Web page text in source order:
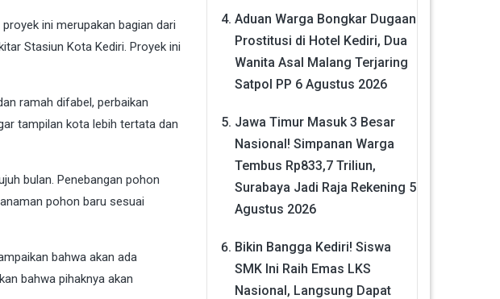
ini merupakan bagian dari
Stasiun Kota Kediri. Proyek ini
ramah difabel, perbaikan
tampilan kota lebih tertata dan
bulan. Penebangan pohon
pohon baru sesuai
bahwa akan ada
bahwa pihaknya akan
Aduan Warga Bongkar Dugaan
Prostitusi di Hotel Kediri, Dua
Wanita Asal Malang Terjaring
Satpol PP 6 Agustus 2026
Jawa Timur Masuk 3 Besar
Nasional! Simpanan Warga
Tembus Rp833,7 Triliun,
Surabaya Jadi Raja Rekening 5
Agustus 2026
Bikin Bangga Kediri! Siswa
SMK Ini Raih Emas LKS
Nasional, Langsung Dapat